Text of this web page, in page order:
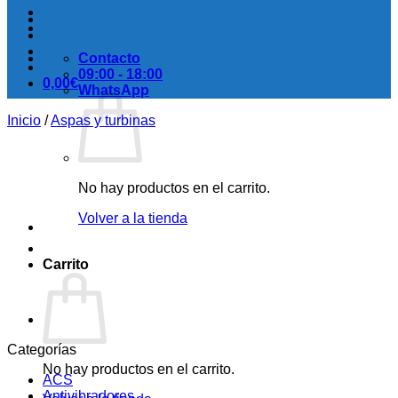
0,00€
No hay productos en el carrito.
Volver a la tienda
Carrito
No hay productos en el carrito.
Contacto
09:00 - 18:00
WhatsApp
Inicio /Aspas y turbinas
Categorías
ACS